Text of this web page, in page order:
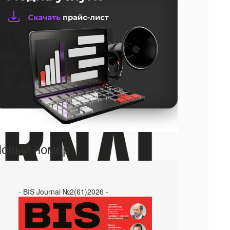
номер
- BIS Journal №2(61)2026 -